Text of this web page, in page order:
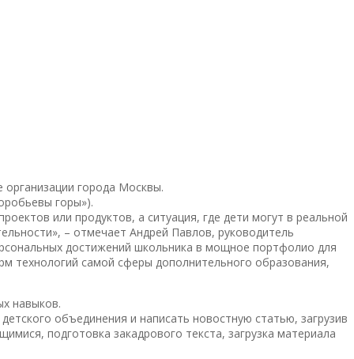
города Москвы.
горы»).
или продуктов, а ситуация, где дети могут в реальной
– отмечает Андрей Павлов, руководитель
достижений школьника в мощное портфолио для
технологий самой сферы дополнительного образования,
навыков.
объединения и написать новостную статью, загрузив
подготовка закадрового текста, загрузка материала